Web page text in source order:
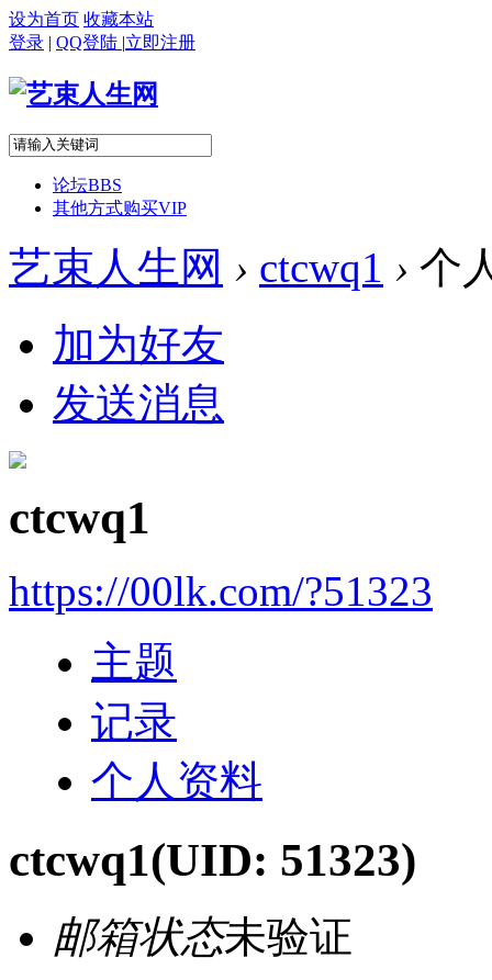
设为首页 收藏本站
登录 | QQ登陆 |立即注册
论坛BBS
其他方式购买VIP
艺束人生网 › ctcwq1 › 个
加为好友
发送消息
ctcwq1
https://00lk.com/?51323
主题
记录
个人资料
ctcwq1(UID: 51323)
邮箱状态未验证